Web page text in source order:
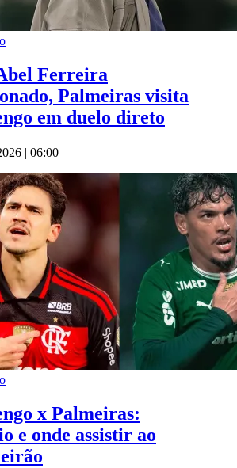
Ferreira
Palmeiras visita
em duelo direto
| 06:00
x Palmeiras:
e onde assistir ao